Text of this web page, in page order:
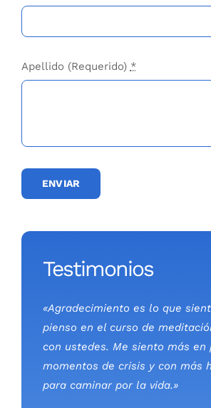
Contacto
Apellido (Requerido) *
ENVIAR
Testimonios
«Agradecimiento es lo que
pienso en el curso de
con ustedes. Me siento más en
momentos de crisis y con más
para caminar por la vida.»